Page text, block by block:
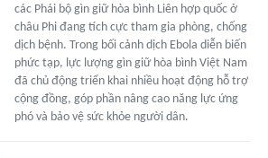
các Phái bộ gìn giữ hòa bình Liên hợp quốc ở
châu Phi đang tích cực tham gia phòng, chống
dịch bệnh. Trong bối cảnh dịch Ebola diễn biến
phức tạp, lực lượng gìn giữ hòa bình Việt Nam
đã chủ động triển khai nhiều hoạt động hỗ trợ
cộng đồng, góp phần nâng cao năng lực ứng
phó và bảo vệ sức khỏe người dân.